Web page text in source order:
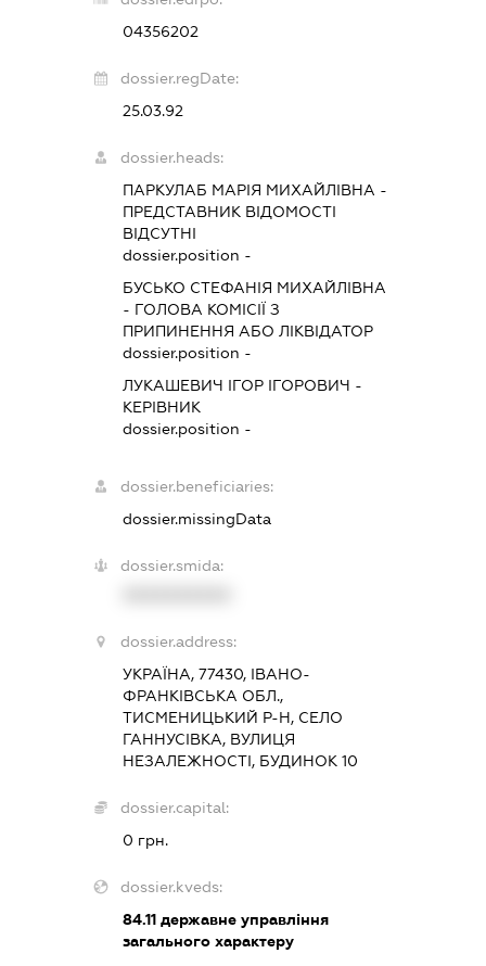
04356202
dossier.regDate:
25.03.92
dossier.heads:
ПАРКУЛАБ МАРІЯ МИХАЙЛІВНА -
ПРЕДСТАВНИК ВІДОМОСТІ
ВІДСУТНІ
dossier.position -
БУСЬКО СТЕФАНІЯ МИХАЙЛІВНА
- ГОЛОВА КОМІСІЇ З
ПРИПИНЕННЯ АБО ЛІКВІДАТОР
dossier.position -
ЛУКАШЕВИЧ ІГОР ІГОРОВИЧ -
КЕРІВНИК
dossier.position -
dossier.beneficiaries:
dossier.missingData
dossier.smida:
dossier.address:
УКРАЇНА, 77430, ІВАНО-
ФРАНКІВСЬКА ОБЛ.,
ТИСМЕНИЦЬКИЙ Р-Н, СЕЛО
ГАННУСІВКА, ВУЛИЦЯ
НЕЗАЛЕЖНОСТІ, БУДИНОК 10
dossier.capital:
0 грн.
dossier.kveds:
84.11державне управління
загального характеру